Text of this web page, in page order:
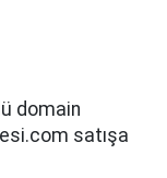
domain
satışa